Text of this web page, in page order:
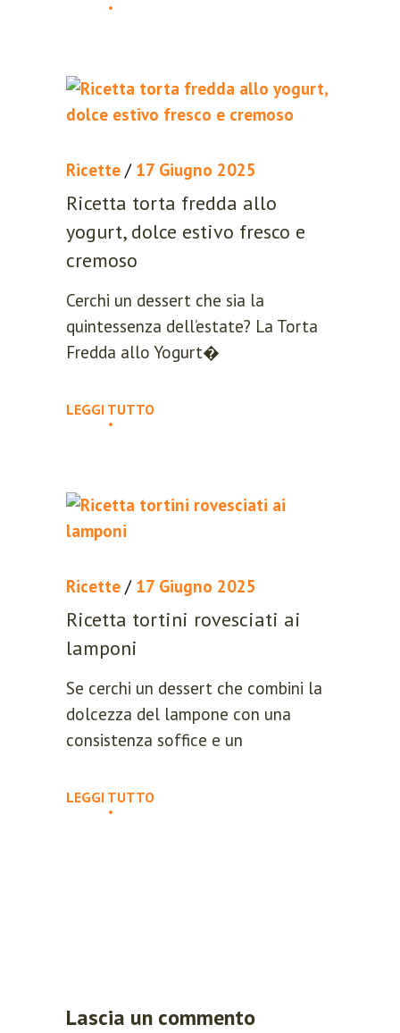
Ricette / 17 Giugno 2025
Ricetta torta fredda allo
yogurt, dolce estivo fresco e
cremoso
Cerchi un dessert che sia la
quintessenza dell’estate? La Torta
Fredda allo Yogurt�
LEGGI TUTTO
Ricette / 17 Giugno 2025
Ricetta tortini rovesciati ai
lamponi
Se cerchi un dessert che combini la
dolcezza del lampone con una
consistenza soffice e un
LEGGI TUTTO
Lascia un commento